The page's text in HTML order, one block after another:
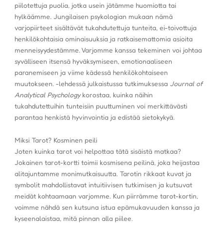
piilotettuja puolia, jotka usein jätämme huomiotta tai
hylkäämme. Jungilaisen psykologian mukaan nämä
varjopiirteet sisältävät tukahdutettuja tunteita, ei-toivottuja
henkilökohtaisia ominaisuuksia ja ratkaisemattomia asioita
menneisyydestämme. Varjomme kanssa tekeminen voi johtaa
syvälliseen itsensä hyväksymiseen, emotionaaliseen
paranemiseen ja viime kädessä henkilökohtaiseen
muutokseen. -lehdessä julkaistussa tutkimuksessa Journal of
Analytical Psychologykorostaa, kuinka näihin
tukahdutettuihin tunteisiin puuttuminen voi merkittävästi
parantaa henkistä hyvinvointia ja edistää sietokykyä.
Miksi Tarot? Kosminen peili
Joten kuinka tarot voi helpottaa tätä sisäistä matkaa?
Jokainen tarot-kortti toimii kosmisena peilinä, joka heijastaa
alitajuntamme monimutkaisuutta. Tarotin rikkaat kuvat ja
symbolit mahdollistavat intuitiivisen tutkimisen ja kutsuvat
meidät kohtaamaan varjomme. Kun piirrämme tarot-kortin,
voimme nähdä sen kutsuna istua epämukavuuden kanssa ja
kyseenalaistaa, mitä pinnan alla piilee.